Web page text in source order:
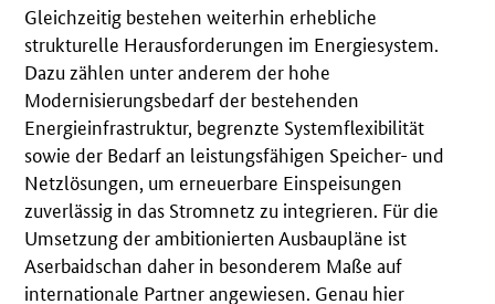
Gleichzeitig bestehen weiterhin erhebliche
strukturelle Herausforderungen im Energiesystem.
Dazu zählen unter anderem der hohe
Modernisierungsbedarf der bestehenden
Energieinfrastruktur, begrenzte Systemflexibilität
sowie der Bedarf an leistungsfähigen Speicher- und
Netzlösungen, um erneuerbare Einspeisungen
zuverlässig in das Stromnetz zu integrieren. Für die
Umsetzung der ambitionierten Ausbaupläne ist
Aserbaidschan daher in besonderem Maße auf
internationale Partner angewiesen. Genau hier